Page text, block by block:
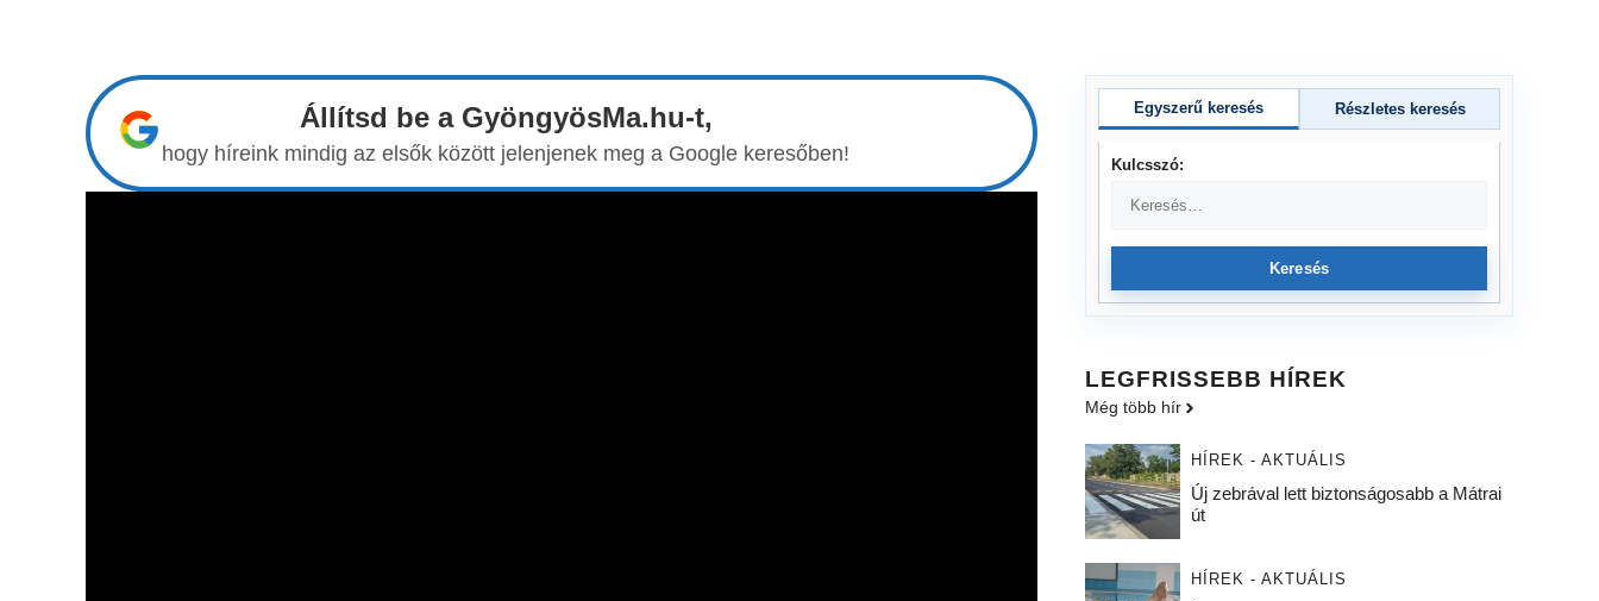
Állítsd be a GyöngyösMa.hu-t,
hogy híreink mindig az elsők között jelenjenek meg a Google keresőben!
Egyszerű keresés Részletes keresés
Kulcsszó:
Keresés
LEGFRISSEBB HÍREK
Még több hír
HÍREK - AKTUÁLIS
Új zebrával lett biztonságosabb a Mátrai
út
HÍREK - AKTUÁLIS